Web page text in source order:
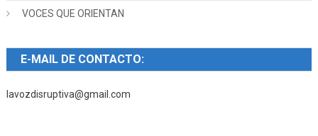
VOCES QUE ORIENTAN
E-MAIL DE CONTACTO:
lavozdisruptiva@gmail.com